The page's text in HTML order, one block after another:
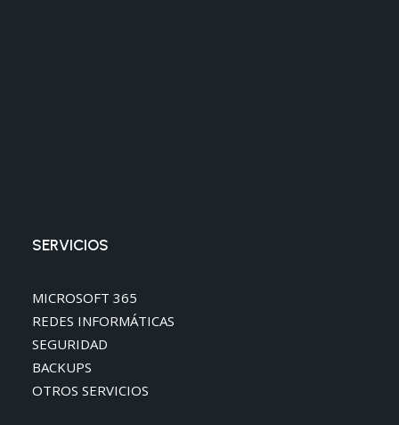
SERVICIOS
MICROSOFT 365
REDES INFORMÁTICAS
SEGURIDAD
BACKUPS
OTROS SERVICIOS